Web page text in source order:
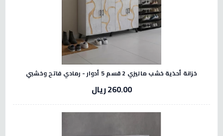
خزانة أحذية خشب ماليزي 2 قسم 5 أدوار - رمادي فاتح وخشبي
260.00 ريال